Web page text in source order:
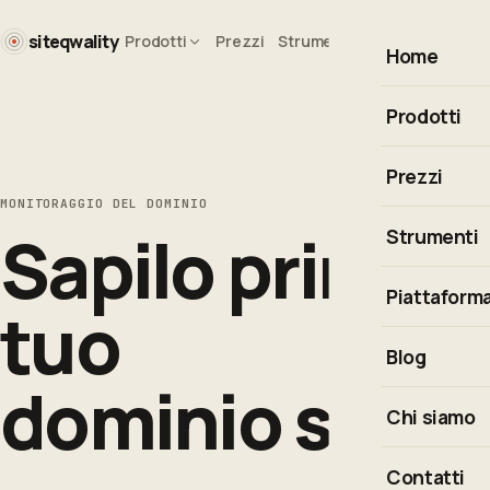
siteqwality Prodotti Prezzi Strumenti
Home
Prodotti
Risposta
Prezzi
Strumenti
Calcolatore
Codici di
Tutti gli
Blog
Chi siamo
Contatti
MONITORAGGIO DEL DOMINIO
Sapilo prima
tuo
dominio scivoli